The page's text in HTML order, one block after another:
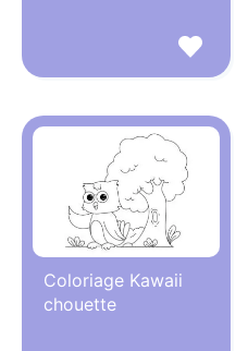
Coloriage Kawaii
chouette